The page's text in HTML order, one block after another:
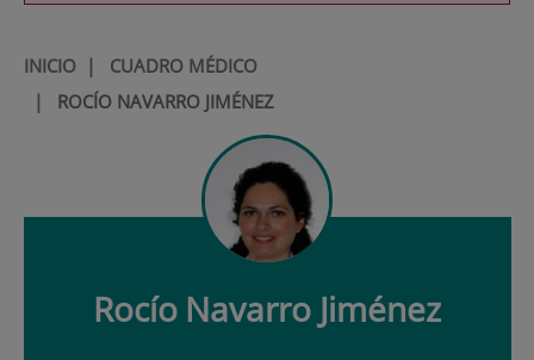
INICIO| CUADRO MÉDICO
| ROCÍO NAVARRO JIMÉNEZ
Rocío Navarro Jiménez